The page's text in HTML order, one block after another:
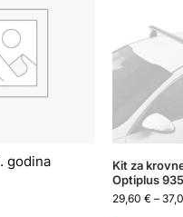
godina
Kit za
Optiplus
29,60 € –